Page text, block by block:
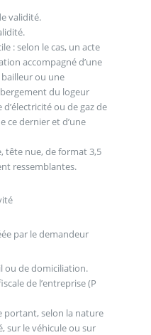
validité.
: selon le cas, un acte
accompagné d’une
ou une
du logeur
ou de gaz de
ce dernier et d’une
tête nue, de format 3,5
ressemblantes.
par le demandeur
ou de domiciliation.
de l’entreprise (P
portant, selon la nature
sur le véhicule ou sur